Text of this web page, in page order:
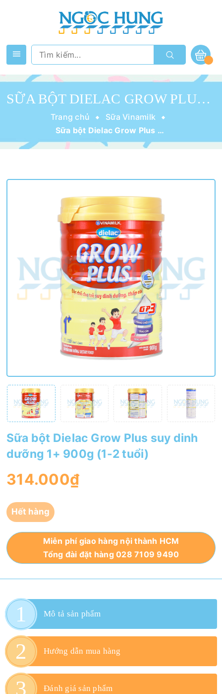
SỮA BỘT DIELAC GROW PLUS SUY DINH DƯỠNG 1+ 900G (1-2 TUỔI)
Trang chủ
Sữa Vinamilk
Sữa bột Dielac Grow Plus suy dinh dưỡng 1+ 900g (1-2 tuổi)
Sữa bột Dielac Grow Plus suy dinh
dưỡng 1+ 900g (1-2 tuổi)
314.000₫
Hết hàng
Miễn phí giao hàng nội thành HCM
Tổng đài đặt hàng 028 7109 9490
Mô tả sản phẩm
Hướng dẫn mua hàng
Đánh giá sản phẩm